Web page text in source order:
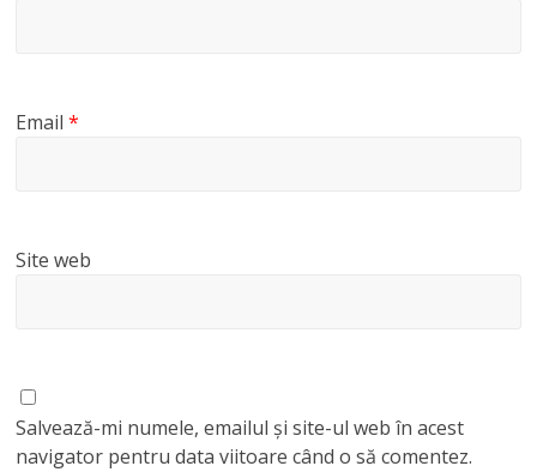
Email*
Site web
Salvează-mi numele, emailul și site-ul web în acest
navigator pentru data viitoare când o să comentez.